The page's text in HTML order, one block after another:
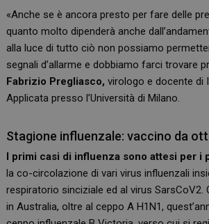
«Anche se è ancora presto per fare delle
quanto molto dipenderà anche
alla luce di tutto ciò non possiamo
segnali d’allarme e dobbiamo farci trovare
Fabrizio Pregliasco,virologo e docente di
Applicata presso l’Università di Milano.
Stagione influenzale: vaccino da
I primi casi di influenza sono attesi per i
la co-circolazione di vari virus influenzali
respiratorio sinciziale ed al virus SarsCoV2.
in Australia, oltre al ceppo A H1N1,